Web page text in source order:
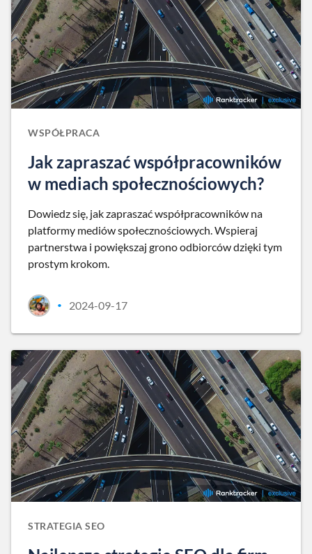
WSPÓŁPRACA
Jak zapraszać współpracowników
w mediach społecznościowych?
Dowiedz się, jak zapraszać współpracowników na
platformy mediów społecznościowych. Wspieraj
partnerstwa i powiększaj grono odbiorców dzięki tym
prostym krokom.
• 2024-09-17
STRATEGIA SEO